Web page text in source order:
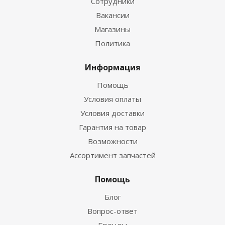
Вакансии
Магазины
Политика
Информация
Помощь
Условия оплаты
Условия доставки
Гарантия на товар
Возможности
Ассортимент запчастей
Помощь
Блог
Вопрос-ответ